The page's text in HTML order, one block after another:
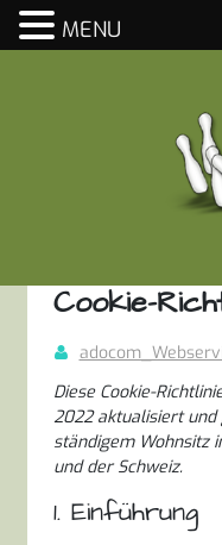
Cookie-
Diese Cookie-
2022 aktualisiert
ständigem Wohnsitz
und der Schweiz.
1. Einführung
MENU